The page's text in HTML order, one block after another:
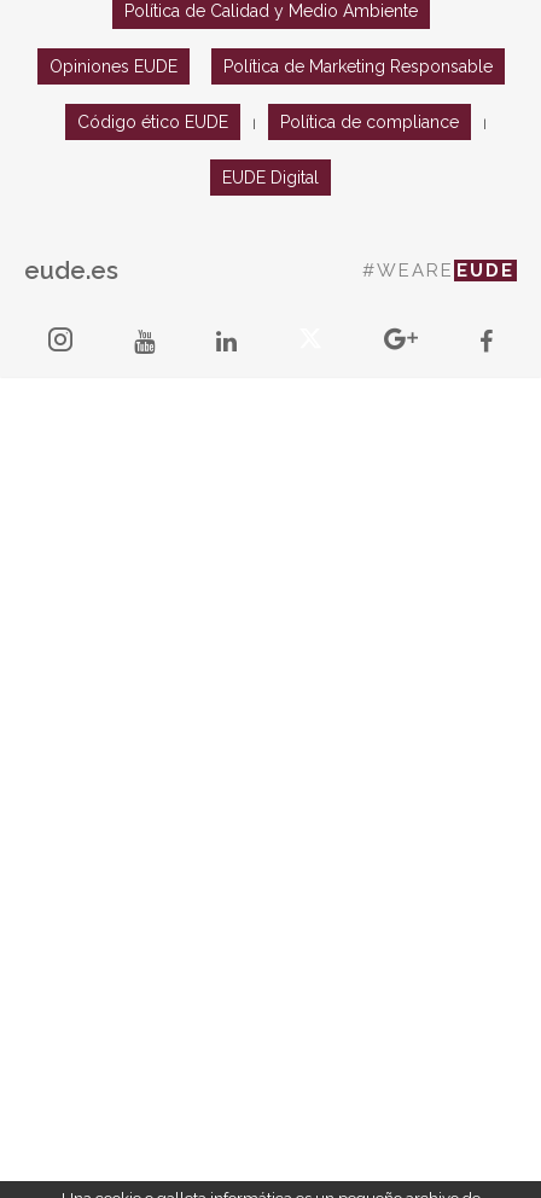
Política de Calidad y Medio Ambiente
Opiniones EUDE Política de Marketing Responsable
Código ético EUDE Política de compliance
EUDE Digital
eude.es #WEARE EUDE